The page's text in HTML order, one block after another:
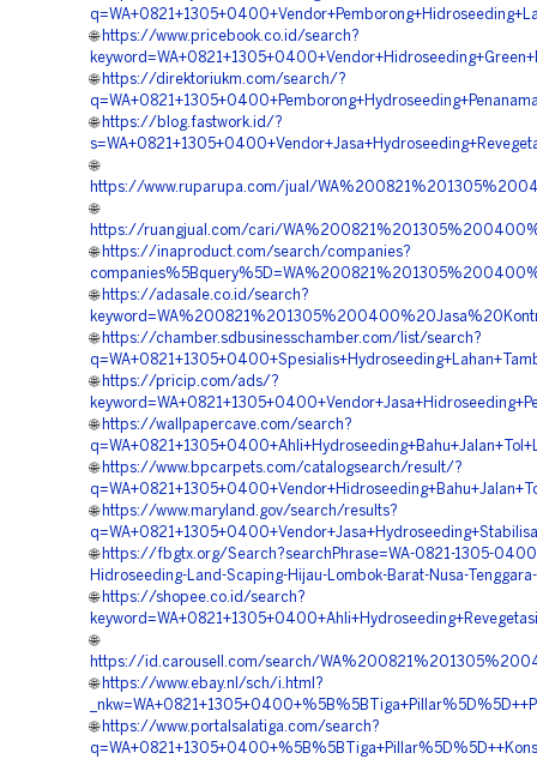
🌐 https://www.pricebook.co.id/search?
🌐 https://direktoriukm.com/search/?
🌐 https://blog.fastwork.id/?
🌐
https://www.ruparupa.com/jual/
🌐
https://ruangjual.com/cari/
🌐 https://inaproduct.com/search/companies?
🌐 https://adasale.co.id/search?
🌐 https://chamber.sdbusinesschamber.com/list/search?
🌐 https://pricip.com/ads/?
🌐 https://wallpapercave.com/search?
🌐 https://www.bpcarpets.com/catalogsearch/result/?
🌐 https://www.maryland.gov/search/results?
🌐 https://fbgtx.org/Search?searchPhrase=WA-0821-1305-
Hidroseeding-Land-Scaping-Hijau-Lombok-Barat-Nusa-
🌐 https://shopee.co.id/search?
🌐
https://id.carousell.com/search/
🌐 https://www.ebay.nl/sch/i.html?
🌐 https://www.portalsalatiga.com/search?